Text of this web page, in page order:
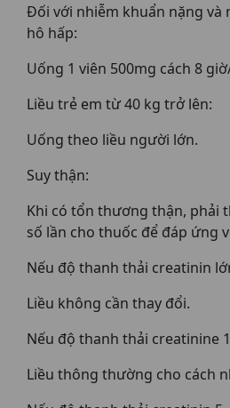
Đối với nhiễm khuẩn nặng và
hô hấp:
Uống 1 viên 500mg cách 8
Liều trẻ em từ 40 kg trở lên:
Uống theo liều người lớn.
Suy thận:
Khi có tổn thương thận, phải
số lần cho thuốc để đáp ứng
Nếu độ thanh thải creatinin
Liều không cần thay đổi.
Nếu độ thanh thải creatinine
Liều thông thường cho cách